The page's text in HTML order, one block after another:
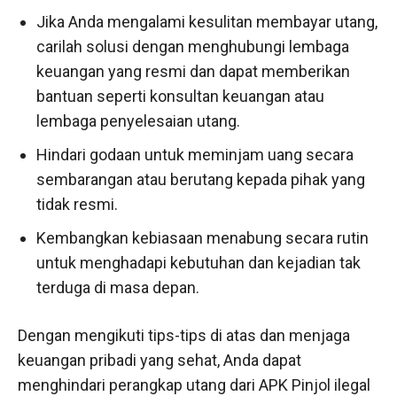
Jika Anda mengalami kesulitan membayar utang,
carilah solusi dengan menghubungi lembaga
keuangan yang resmi dan dapat memberikan
bantuan seperti konsultan keuangan atau
lembaga penyelesaian utang.
Hindari godaan untuk meminjam uang secara
sembarangan atau berutang kepada pihak yang
tidak resmi.
Kembangkan kebiasaan menabung secara rutin
untuk menghadapi kebutuhan dan kejadian tak
terduga di masa depan.
Dengan mengikuti tips-tips di atas dan menjaga
keuangan pribadi yang sehat, Anda dapat
menghindari perangkap utang dari APK Pinjol ilegal